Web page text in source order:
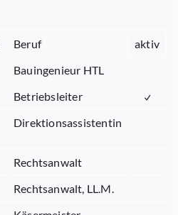
Beruf
aktiv
Bauingenieur HTL
Betriebsleiter
Direktionsassistentin
Rechtsanwalt
Rechtsanwalt, LL.M.